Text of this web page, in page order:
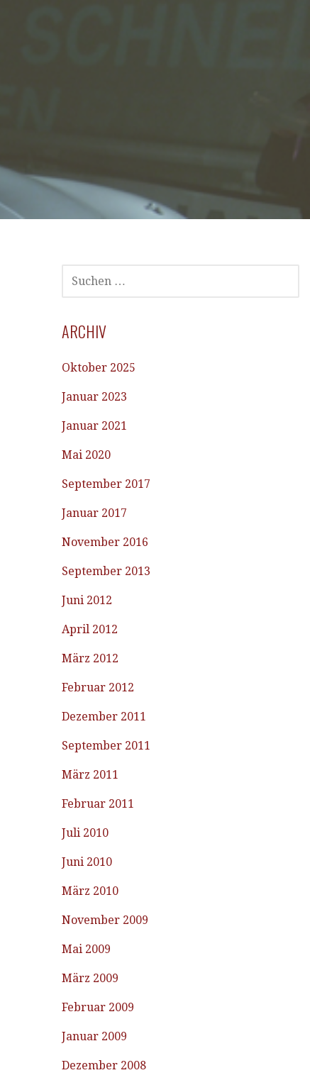
SUCHEN
NACH:
ARCHIV
Oktober 2025
Januar 2023
Januar 2021
Mai 2020
September 2017
Januar 2017
November 2016
September 2013
Juni 2012
April 2012
März 2012
Februar 2012
Dezember 2011
September 2011
März 2011
Februar 2011
Juli 2010
Juni 2010
März 2010
November 2009
Mai 2009
März 2009
Februar 2009
Januar 2009
Dezember 2008